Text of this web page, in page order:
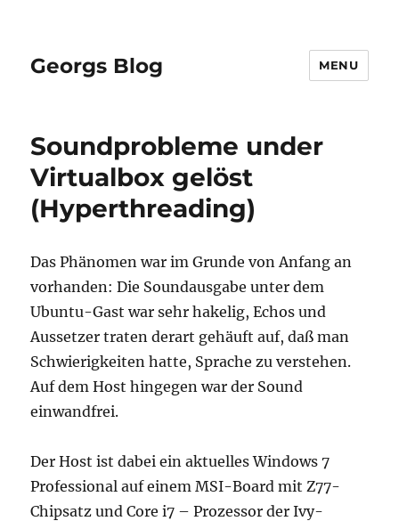
Georgs Blog MENU
Soundprobleme under
Virtualbox gelöst
(Hyperthreading)
Das Phänomen war im Grunde von Anfang an
vorhanden: Die Soundausgabe unter dem
Ubuntu-Gast war sehr hakelig, Echos und
Aussetzer traten derart gehäuft auf, daß man
Schwierigkeiten hatte, Sprache zu verstehen.
Auf dem Host hingegen war der Sound
einwandfrei.
Der Host ist dabei ein aktuelles Windows 7
Professional auf einem MSI-Board mit Z77-
Chipsatz und Core i7 – Prozessor der Ivy-